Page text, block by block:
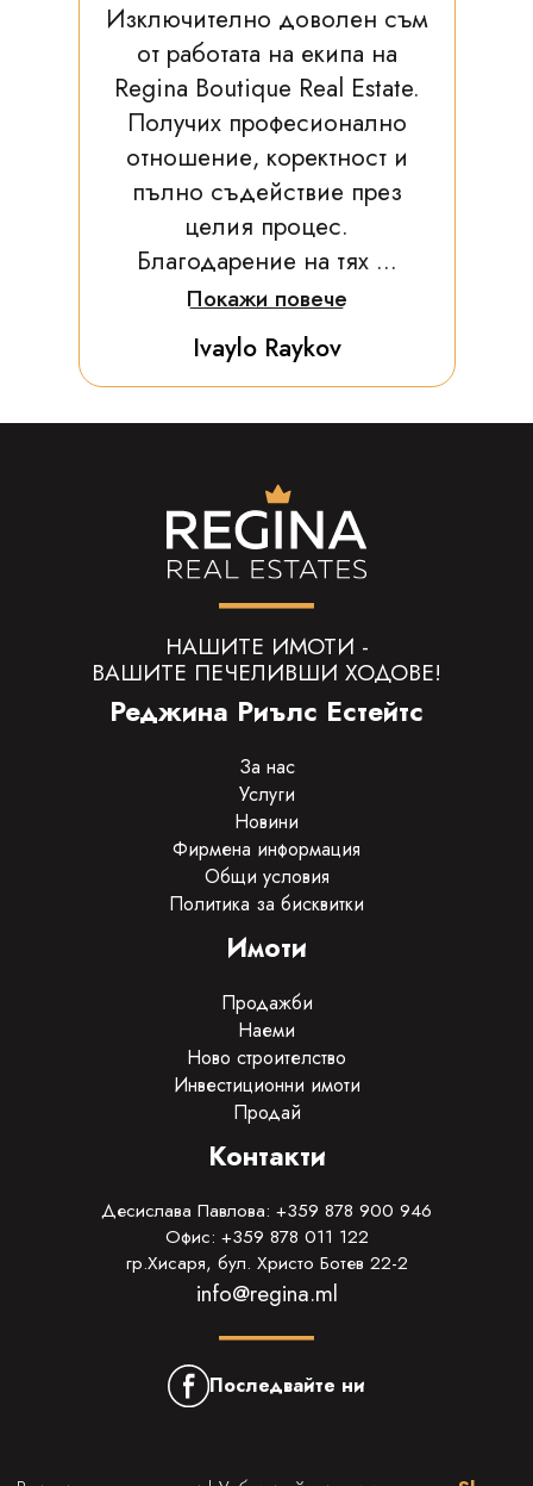
Изключително доволен съм
от работата на екипа на
Regina Boutique Real Estate.
Получих професионално
отношение, коректност и
пълно съдействие през
целия процес.
Благодарение на тях ...
Покажи повече
Ivaylo Raykov
НАШИТЕ ИМОТИ -
ВАШИТЕ ПЕЧЕЛИВШИ ХОДОВЕ!
Реджина Риълс Естейтс
За нас
Услуги
Новини
Фирмена информация
Общи условия
Политика за бисквитки
Имоти
Продажби
Наеми
Ново строителство
Инвестиционни имоти
Продай
Контакти
Десислава Павлова: +359 878 900 946
Офис: +359 878 011 122
гр.Хисаря, бул. Христо Ботев 22-2
info@regina.ml
Последвайте ни